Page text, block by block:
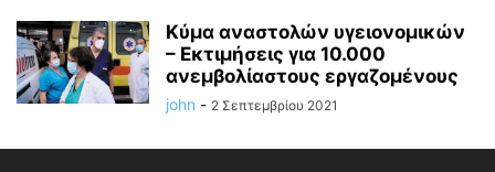
Κύμα αναστολών υγειονομικών
– Εκτιμήσεις για 10.000
ανεμβολίαστους εργαζομένους
john - 2 Σεπτεμβρίου 2021